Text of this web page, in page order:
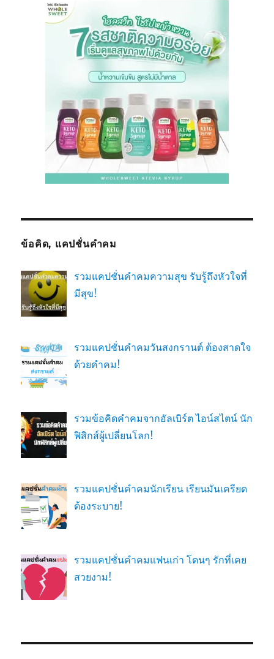
ข้อคิด, แคปชั่นคำคม
รวมแคปชั่นคำคมความสุข รับรู้ถึงหัวใจที่
มีสุข!
รวมแคปชั่นคำคมวันสงกรานต์ ต้องสาดใจ
ด้วยคำคม!
รวมข้อคิดคำคมจากอัลเบิร์ต ไอน์สไตน์ นัก
ฟิสิกส์ผู้เปลี่ยนโลก!
รวมแคปชั่นคำคมนักเรียน เรียนมันเครียด
ต้องระบาย!
รวมแคปชั่นคำคมแฟนเก่า โดนๆ รักที่เคย
สวยงาม!